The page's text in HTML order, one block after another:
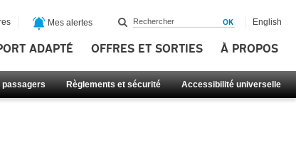
ADAPTÉ OFFRES ET SORTIES À PROPOS
passagers Règlements et sécurité Accessibilité universelle
Mes alertes English